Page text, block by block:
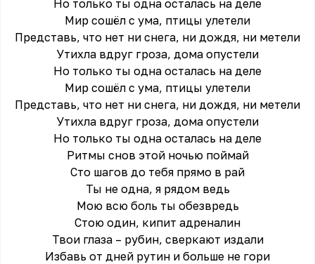
Но только ты одна осталась на деле
Мир сошёл с ума, птицы улетели
Представь, что нет ни снега, ни дождя, ни метели
Утихла вдруг гроза, дома опустели
Но только ты одна осталась на деле
Мир сошёл с ума, птицы улетели
Представь, что нет ни снега, ни дождя, ни метели
Утихла вдруг гроза, дома опустели
Но только ты одна осталась на деле
Ритмы снов этой ночью поймай
Сто шагов до тебя прямо в рай
Ты не одна, я рядом ведь
Мою всю боль ты обезвредь
Стою один, кипит адреналин
Твои глаза – рубин, сверкают издали
Избавь от дней рутин и больше не гори